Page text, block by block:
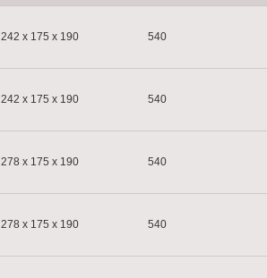
242 x 175 x 190 540
242 x 175 x 190 540
278 x 175 x 190 540
278 x 175 x 190 540